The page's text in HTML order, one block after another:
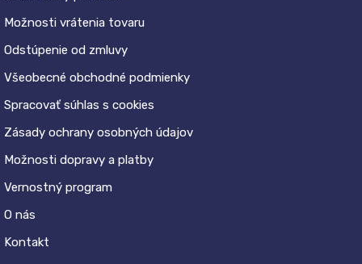
Možnosti vrátenia tovaru
Odstúpenie od zmluvy
Všeobecné obchodné podmienky
Spracovať súhlas s cookies
Zásady ochrany osobných údajov
Možnosti dopravy a platby
Vernostný program
O nás
Kontakt